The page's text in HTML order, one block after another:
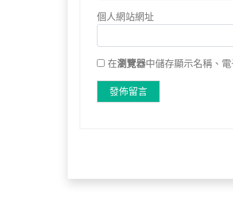
個人網站網址
在瀏覽器中儲存顯示名稱、